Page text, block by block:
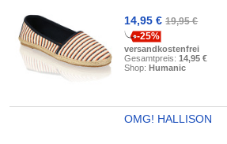
14,95 €19,95 €
-25%
versandkostenfrei
Gesamtpreis:14,95 €
Shop:Humanic
OMG! HALLISON